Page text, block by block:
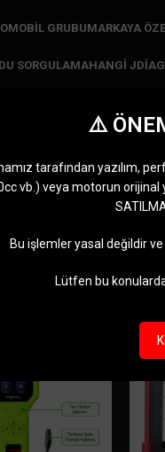
GRUBUMARKAYA
SORGULAMAHANGI
Audi
CIHAZLARIMARKAYA
5 Ürünler
olarak etiketlendi
⚠️
tarafından yazılım,
vb.) veya motorun orijinal
Bu işlemler yasal değildir ve
Lütfen bu